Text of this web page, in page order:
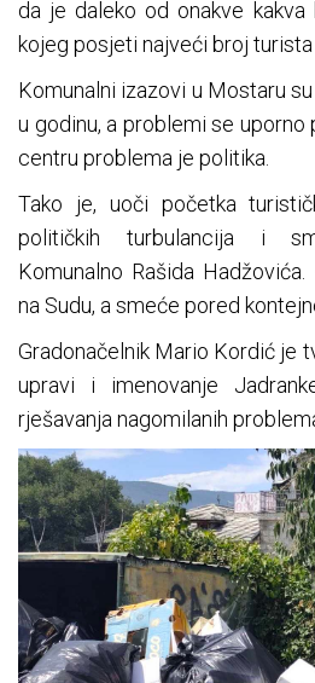
da je daleko od onakve
kojeg posjeti najveći broj
Komunalni izazovi u Mostaru
u godinu, a problemi se uporno
centru problema je politika.
Tako je, uoči početka
političkih turbulancija i
Komunalno Rašida
na Sudu, a smeće pored
Gradonačelnik Mario Kordić je
upravi i imenovanje
rješavanja nagomilanih